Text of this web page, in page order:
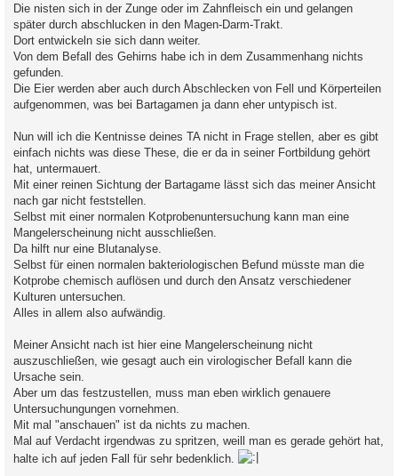
Die nisten sich in der Zunge oder im Zahnfleisch ein und gelangen
später durch abschlucken in den Magen-Darm-Trakt.
Dort entwickeln sie sich dann weiter.
Von dem Befall des Gehirns habe ich in dem Zusammenhang nichts
gefunden.
Die Eier werden aber auch durch Abschlecken von Fell und Körperteilen
aufgenommen, was bei Bartagamen ja dann eher untypisch ist.
Nun will ich die Kentnisse deines TA nicht in Frage stellen, aber es gibt
einfach nichts was diese These, die er da in seiner Fortbildung gehört
hat, untermauert.
Mit einer reinen Sichtung der Bartagame lässt sich das meiner Ansicht
nach gar nicht feststellen.
Selbst mit einer normalen Kotprobenuntersuchung kann man eine
Mangelerscheinung nicht ausschließen.
Da hilft nur eine Blutanalyse.
Selbst für einen normalen bakteriologischen Befund müsste man die
Kotprobe chemisch auflösen und durch den Ansatz verschiedener
Kulturen untersuchen.
Alles in allem also aufwändig.
Meiner Ansicht nach ist hier eine Mangelerscheinung nicht
auszuschließen, wie gesagt auch ein virologischer Befall kann die
Ursache sein.
Aber um das festzustellen, muss man eben wirklich genauere
Untersuchungungen vornehmen.
Mit mal "anschauen" ist da nichts zu machen.
Mal auf Verdacht irgendwas zu spritzen, weill man es gerade gehört hat,
halte ich auf jeden Fall für sehr bedenklich.